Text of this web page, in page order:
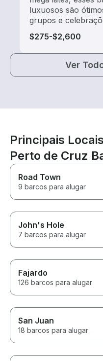
luxuosos são
grupos e
$275-$2,600
Ver
Principais
Perto de Cruz
Road Town
9 barcos para alugar
John's Hole
7 barcos para alugar
Fajardo
126 barcos para alugar
San Juan
18 barcos para alugar